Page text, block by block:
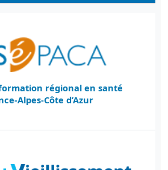
régional en santé
Alpes-Côte d’Azur